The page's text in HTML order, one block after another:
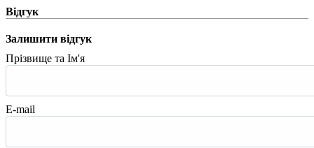
Відгук
Залишити відгук
Прізвище та Ім'я
E-mail